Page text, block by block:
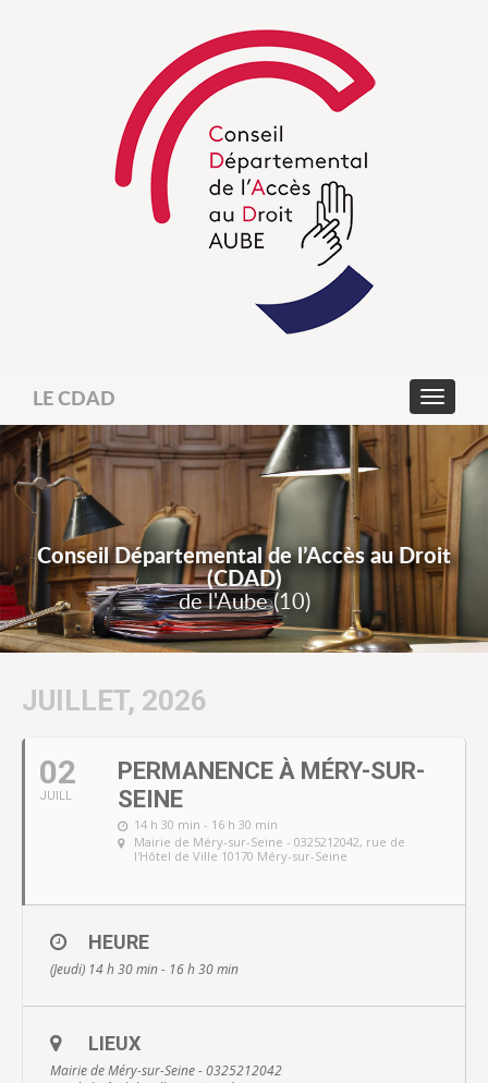
LE CDAD
Conseil Départemental de l’Accès au Droit
(CDAD)
de l'Aube (10)
JUILLET, 2026
02
JUILL
PERMANENCE À MÉRY-SUR-
SEINE
14 h 30 min - 16 h 30 min
Mairie de Méry-sur-Seine - 0325212042, rue de
l'Hôtel de Ville 10170 Méry-sur-Seine
HEURE
(Jeudi) 14 h 30 min - 16 h 30 min
LIEUX
Mairie de Méry-sur-Seine - 0325212042